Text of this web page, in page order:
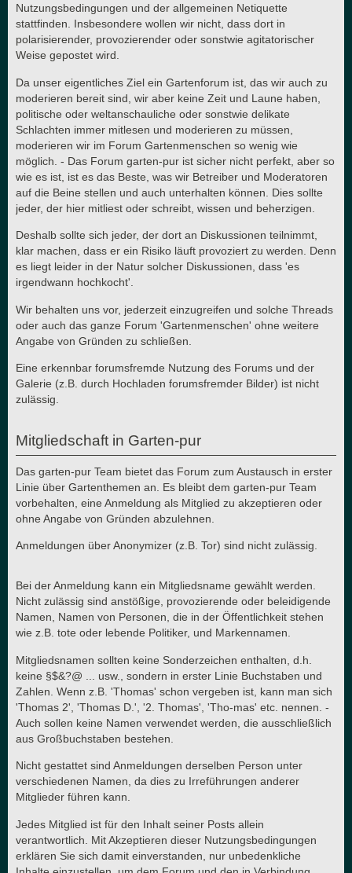
Nutzungsbedingungen und der allgemeinen Netiquette
stattfinden. Insbesondere wollen wir nicht, dass dort in
polarisierender, provozierender oder sonstwie agitatorischer
Weise gepostet wird.
Da unser eigentliches Ziel ein Gartenforum ist, das wir auch zu
moderieren bereit sind, wir aber keine Zeit und Laune haben,
politische oder weltanschauliche oder sonstwie delikate
Schlachten immer mitlesen und moderieren zu müssen,
moderieren wir im Forum Gartenmenschen so wenig wie
möglich. - Das Forum garten-pur ist sicher nicht perfekt, aber so
wie es ist, ist es das Beste, was wir Betreiber und Moderatoren
auf die Beine stellen und auch unterhalten können. Dies sollte
jeder, der hier mitliest oder schreibt, wissen und beherzigen.
Deshalb sollte sich jeder, der dort an Diskussionen teilnimmt,
klar machen, dass er ein Risiko läuft provoziert zu werden. Denn
es liegt leider in der Natur solcher Diskussionen, dass 'es
irgendwann hochkocht'.
Wir behalten uns vor, jederzeit einzugreifen und solche Threads
oder auch das ganze Forum 'Gartenmenschen' ohne weitere
Angabe von Gründen zu schließen.
Eine erkennbar forumsfremde Nutzung des Forums und der
Galerie (z.B. durch Hochladen forumsfremder Bilder) ist nicht
zulässig.
Mitgliedschaft in Garten-pur
Das garten-pur Team bietet das Forum zum Austausch in erster
Linie über Gartenthemen an. Es bleibt dem garten-pur Team
vorbehalten, eine Anmeldung als Mitglied zu akzeptieren oder
ohne Angabe von Gründen abzulehnen.
Anmeldungen über Anonymizer (z.B. Tor) sind nicht zulässig.
Bei der Anmeldung kann ein Mitgliedsname gewählt werden.
Nicht zulässig sind anstößige, provozierende oder beleidigende
Namen, Namen von Personen, die in der Öffentlichkeit stehen
wie z.B. tote oder lebende Politiker, und Markennamen.
Mitgliedsnamen sollten keine Sonderzeichen enthalten, d.h.
keine §$&?@ ... usw., sondern in erster Linie Buchstaben und
Zahlen. Wenn z.B. 'Thomas' schon vergeben ist, kann man sich
'Thomas 2', 'Thomas D.', '2. Thomas', 'Tho-mas' etc. nennen. -
Auch sollen keine Namen verwendet werden, die ausschließlich
aus Großbuchstaben bestehen.
Nicht gestattet sind Anmeldungen derselben Person unter
verschiedenen Namen, da dies zu Irreführungen anderer
Mitglieder führen kann.
Jedes Mitglied ist für den Inhalt seiner Posts allein
verantwortlich. Mit Akzeptieren dieser Nutzungsbedingungen
erklären Sie sich damit einverstanden, nur unbedenkliche